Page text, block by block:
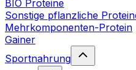
BIO Proteine
Sonstige pflanzliche
Mehrkomponenten-Protein
Gainer
Sportnahrung